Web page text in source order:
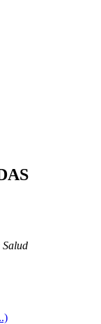
Salud